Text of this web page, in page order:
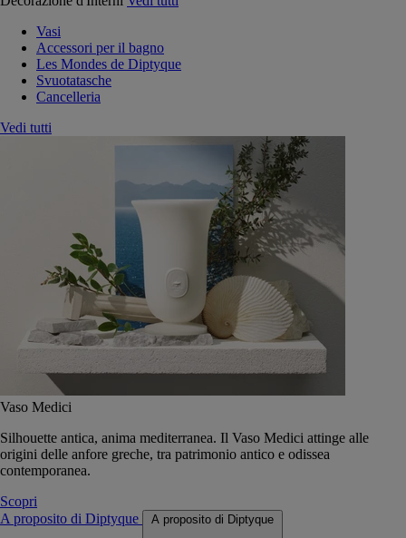
Vasi
Accessori per il bagno
Les Mondes de Diptyque
Svuotatasche
Cancelleria
Vedi tutti
Vaso Medici
Silhouette antica, anima mediterranea. Il Vaso Medici attinge alle
origini delle anfore greche, tra patrimonio antico e odissea
contemporanea.
Scopri
A proposito di Diptyque
A proposito di Diptyque